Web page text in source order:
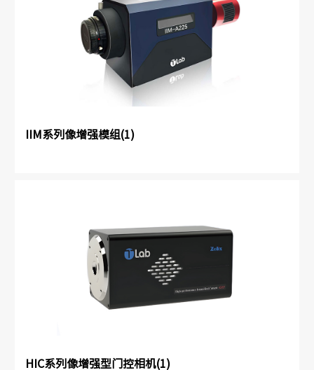
IIM系列像增强模组(1)
HIC系列像增强型门控相机(1)